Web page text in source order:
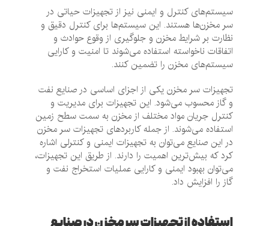
سیستم‌های کنترل و ایمنی نیز از تجهیزات حیاتی در
سر مخزن‌ها هستند. این سیستم‌ها برای کنترل دقیق و
نظارت بر شرایط مخزن و جلوگیری از وقوع حوادث و
اتفاقات ناخواسته استفاده می‌شوند تا امنیت و کارایی
سیستم‌های مخزن را تضمین کنند.
تجهیزات سر مخزن یکی از اجزای اساسی در صنایع نفت
و گاز محسوب می‌شود. این تجهیزات برای مدیریت و
کنترل جریان مواد مختلف از مخزن به سمت سطح زمین
استفاده می‌شوند. از جمله کاربردهای تجهیزات سر مخزن
در این صنایع می‌توان به تجهیزات ایمنی و کنترلی اشاره
کرد که بیش‌ترین اهمیت را دارند. از طریق این تجهیزات،
می‌توان بهبود ایمنی و کارایی عملیات استخراج نفت و
گاز را افزایش داد.